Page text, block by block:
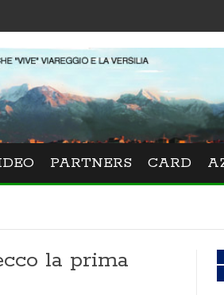
PARTNERS CARD
la prima